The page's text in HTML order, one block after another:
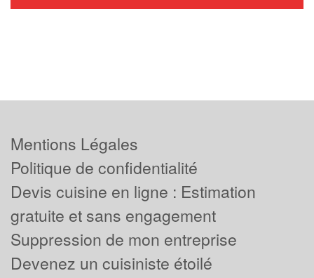
Mentions Légales
Politique de confidentialité
Devis cuisine en ligne : Estimation
gratuite et sans engagement
Suppression de mon entreprise
Devenez un cuisiniste étoilé